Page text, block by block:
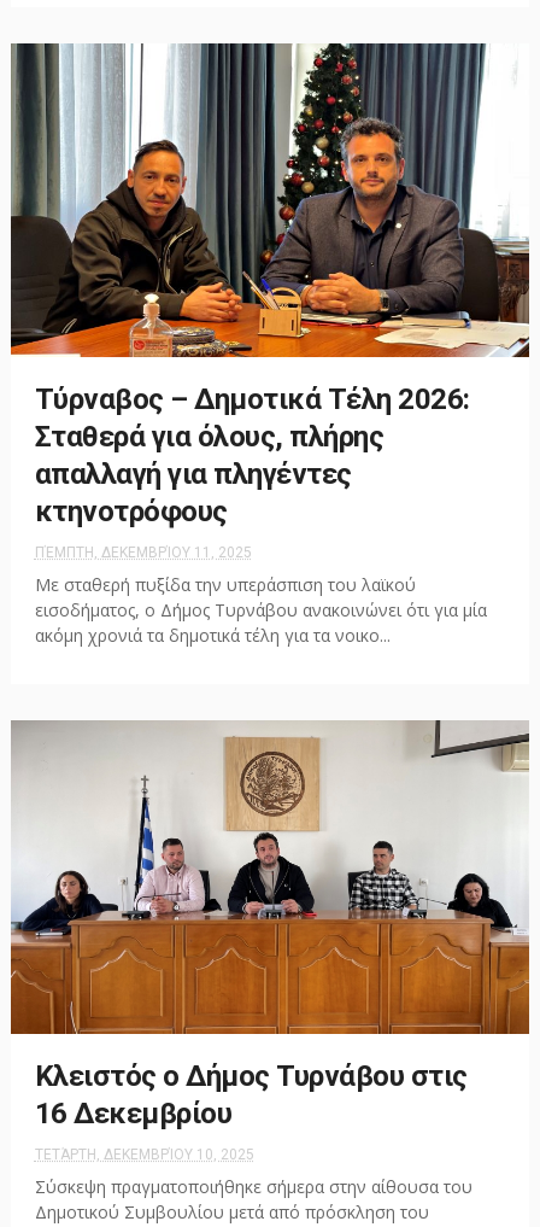
Τύρναβος – Δημοτικά Τέλη 2026:
Σταθερά για όλους, πλήρης
απαλλαγή για πληγέντες
κτηνοτρόφους
ΠΈΜΠΤΗ, ΔΕΚΕΜΒΡΊΟΥ 11, 2025
Με σταθερή πυξίδα την υπεράσπιση του λαϊκού
εισοδήματος, ο Δήμος Τυρνάβου ανακοινώνει ότι για μία
ακόμη χρονιά τα δημοτικά τέλη για τα νοικο...
Κλειστός ο Δήμος Τυρνάβου στις
16 Δεκεμβρίου
ΤΕΤΆΡΤΗ, ΔΕΚΕΜΒΡΊΟΥ 10, 2025
Σύσκεψη πραγματοποιήθηκε σήμερα στην αίθουσα του
Δημοτικού Συμβουλίου μετά από πρόσκληση του